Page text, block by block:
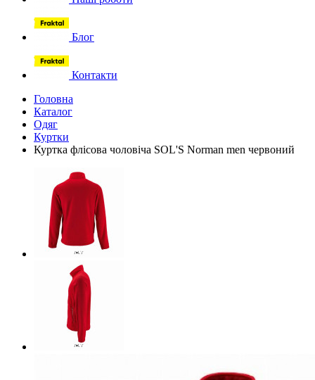
Блог
Контакти
Головна
Каталог
Одяг
Куртки
Куртка флісова чоловіча SOL'S Norman men червоний